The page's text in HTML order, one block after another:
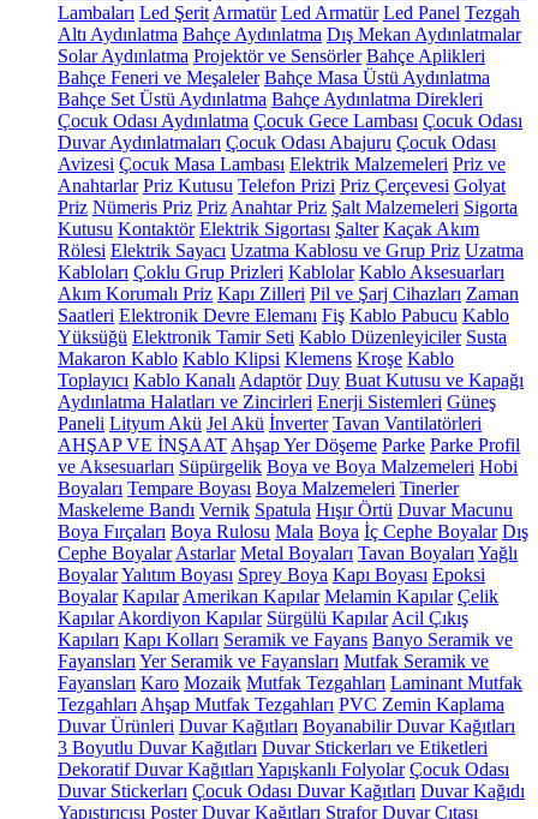
Lambaları Led Şerit Armatür Led Armatür Led Panel Tezgah
Altı Aydınlatma Bahçe Aydınlatma Dış Mekan Aydınlatmalar
Solar Aydınlatma Projektör ve Sensörler Bahçe Aplikleri
Bahçe Feneri ve Meşaleler Bahçe Masa Üstü Aydınlatma
Bahçe Set Üstü Aydınlatma Bahçe Aydınlatma Direkleri
Çocuk Odası Aydınlatma Çocuk Gece Lambası Çocuk Odası
Duvar Aydınlatmaları Çocuk Odası Abajuru Çocuk Odası
Avizesi Çocuk Masa Lambası Elektrik Malzemeleri Priz ve
Anahtarlar Priz Kutusu Telefon Prizi Priz Çerçevesi Golyat
Priz Nümeris Priz Priz Anahtar Priz Şalt Malzemeleri Sigorta
Kutusu Kontaktör Elektrik Sigortası Şalter Kaçak Akım
Rölesi Elektrik Sayacı Uzatma Kablosu ve Grup Priz Uzatma
Kabloları Çoklu Grup Prizleri Kablolar Kablo Aksesuarları
Akım Korumalı Priz Kapı Zilleri Pil ve Şarj Cihazları Zaman
Saatleri Elektronik Devre Elemanı Fiş Kablo Pabucu Kablo
Yüksüğü Elektronik Tamir Seti Kablo Düzenleyiciler Susta
Makaron Kablo Kablo Klipsi Klemens Kroşe Kablo
Toplayıcı Kablo Kanalı Adaptör Duy Buat Kutusu ve Kapağı
Aydınlatma Halatları ve Zincirleri Enerji Sistemleri Güneş
Paneli Lityum Akü Jel Akü İnverter Tavan Vantilatörleri
AHŞAP VE İNŞAAT Ahşap Yer Döşeme Parke Parke Profil
ve Aksesuarları Süpürgelik Boya ve Boya Malzemeleri Hobi
Boyaları Tempare Boyası Boya Malzemeleri Tinerler
Maskeleme Bandı Vernik Spatula Hışır Örtü Duvar Macunu
Boya Fırçaları Boya Rulosu Mala Boya İç Cephe Boyalar Dış
Cephe Boyalar Astarlar Metal Boyaları Tavan Boyaları Yağlı
BoyalarYalıtım Boyası Sprey Boya Kapı Boyası Epoksi
Boyalar Kapılar Amerikan Kapılar Melamin Kapılar Çelik
Kapılar Akordiyon Kapılar Sürgülü Kapılar Acil Çıkış
Kapıları Kapı Kolları Seramik ve Fayans Banyo Seramik ve
Fayansları Yer Seramik ve Fayansları Mutfak Seramik ve
Fayansları Karo Mozaik Mutfak Tezgahları Laminant Mutfak
Tezgahları Ahşap Mutfak Tezgahları PVC Zemin Kaplama
Duvar Ürünleri Duvar Kağıtları Boyanabilir Duvar Kağıtları
3 Boyutlu Duvar Kağıtları Duvar Stickerları ve Etiketleri
Dekoratif Duvar Kağıtları Yapışkanlı Folyolar Çocuk Odası
Duvar Stickerları Çocuk Odası Duvar Kağıtları Duvar Kağıdı
Yapıştırıcısı Poster Duvar Kağıtları Strafor Duvar Çıtası